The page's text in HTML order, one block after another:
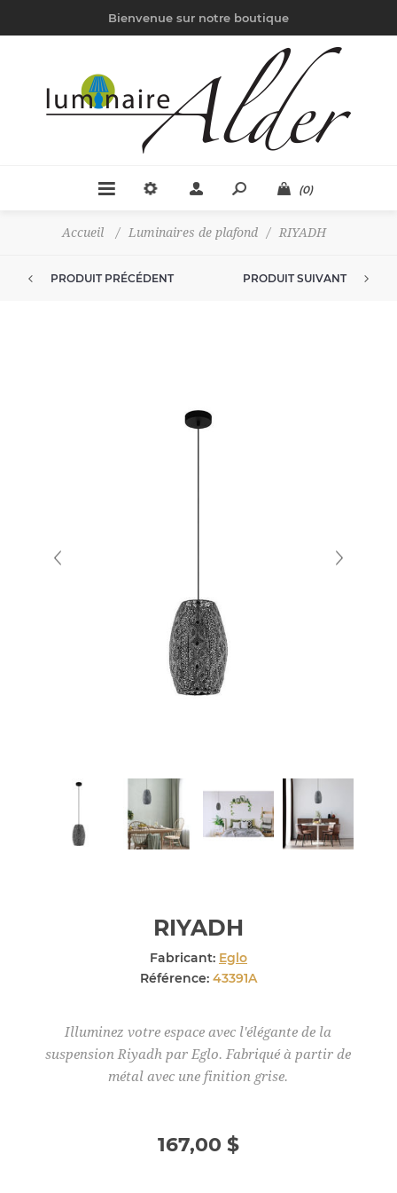
Bienvenue sur notre boutique
(0)
Accueil / Luminaires de plafond / RIYADH
PRODUIT PRÉCÉDENT PRODUIT SUIVANT
RIYADH
Fabricant: Eglo
Référence: 43391A
Illuminez votre espace avec l'élégante de la
suspension Riyadh par Eglo. Fabriqué à partir de
métal avec une finition grise.
167,00 $